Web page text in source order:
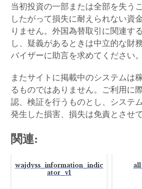
当初投資の一部または全部を失う
したがって損失に耐えられない資
りません。外国為替取引に関連す
し、疑義があるときは中立的な財
バイザーに助言を求めてください。
またサイトに掲載中のシステムは
るものではありません。ご利用に
認、検証を行うものとし、システ
発生した損害、損失は免責とさせ
関連:
wajdyss_information_indic
ator_v1